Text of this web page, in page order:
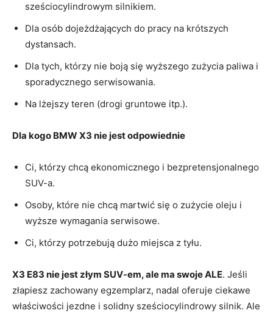
sześciocylindrowym silnikiem.
Dla osób dojeżdżających do pracy na krótszych
dystansach.
Dla tych, którzy nie boją się wyższego zużycia paliwa i
sporadycznego serwisowania.
Na lżejszy teren (drogi gruntowe itp.).
Dla kogo BMW X3 nie jest odpowiednie
Ci, którzy chcą ekonomicznego i bezpretensjonalnego
SUV-a.
Osoby, które nie chcą martwić się o zużycie oleju i
wyższe wymagania serwisowe.
Ci, którzy potrzebują dużo miejsca z tyłu.
X3 E83 nie jest złym SUV-em, ale ma swoje ALE. Jeśli
złapiesz zachowany egzemplarz, nadal oferuje ciekawe
właściwości jezdne i solidny sześciocylindrowy silnik. Ale